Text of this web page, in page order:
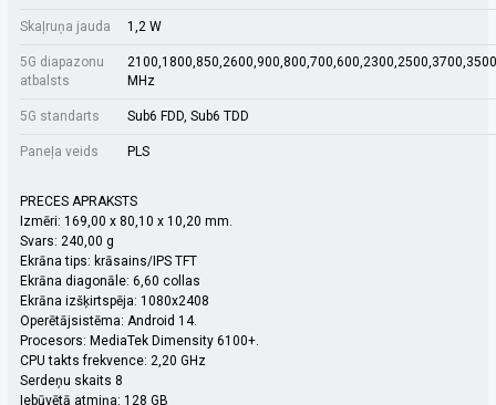
Skaļruņa jauda 1,2 W
5G diapazonu
atbalsts
2100,1800,850,2600,900,800,700,600,2300,2500,3700,3500
MHz
5G standarts Sub6 FDD, Sub6 TDD
Paneļa veids PLS
PRECES APRAKSTS
Izmēri: 169,00 x 80,10 x 10,20 mm.
Svars: 240,00 g
Ekrāna tips: krāsains/IPS TFT
Ekrāna diagonāle: 6,60 collas
Ekrāna izšķirtspēja: 1080x2408
Operētājsistēma: Android 14.
Procesors: MediaTek Dimensity 6100+.
CPU takts frekvence: 2,20 GHz
Serdeņu skaits 8
Iebūvētā atmiņa: 128 GB